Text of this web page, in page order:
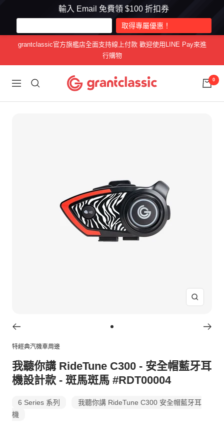
輸入 Email 免費領 $100 折扣券
內
grantclassic官方旗艦店全面支持線上付款 歡迎使用LINE Pay來進
行購物
導
grantclassic
特
0
放
1
特經典汽機車周邊
我聽你講 RideTune C300 - 安全帽藍牙耳
機設計款 - 斑馬斑馬 #RDT00004
6 Series 系列
我聽你講 RideTune C300 安全帽藍牙耳
機